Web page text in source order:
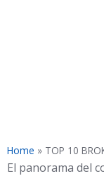
Home » TOP 10
El panorama del